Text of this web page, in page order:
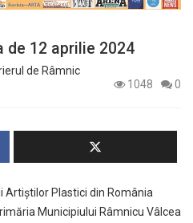
de 12 aprilie 2024
de Râmnic
1048
0
Artiștilor Plastici din România
Municipiului Râmnicu Vâlcea